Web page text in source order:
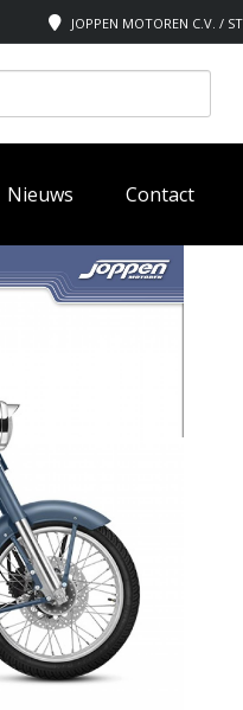
JOPPEN MOTOREN C.V. /
Nieuws Contact